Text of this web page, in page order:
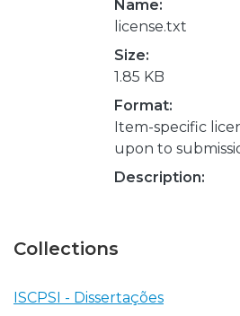
Name:
license.txt
Size:
1.85 KB
Format:
Item-specific
upon to
Description:
Collections
ISCPSI - Dissertações